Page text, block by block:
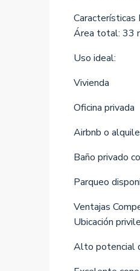
Características
Área total: 33
Uso ideal:
Vivienda
Oficina privada
Airbnb o
Baño privado
Parqueo
Ventajas
Ubicación
Alto potencial